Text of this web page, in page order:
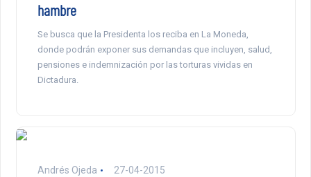
hambre
Se busca que la Presidenta los reciba en La Moneda,
donde podrán exponer sus demandas que incluyen, salud,
pensiones e indemnización por las torturas vividas en
Dictadura.
Andrés Ojeda 27-04-2015